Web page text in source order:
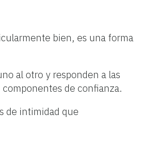
bien, es una forma
al otro y responden a las
de confianza.
de intimidad que